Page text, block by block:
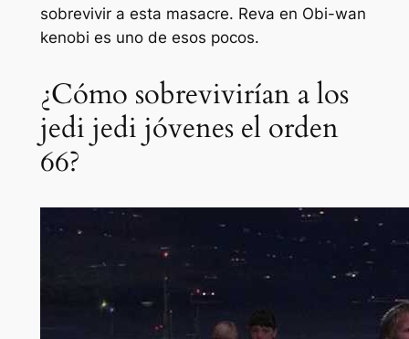
sobrevivir a esta masacre. Reva en Obi-wan
kenobi es uno de esos pocos.
¿Cómo sobrevivirían a los
jedi jedi jóvenes el orden
66?